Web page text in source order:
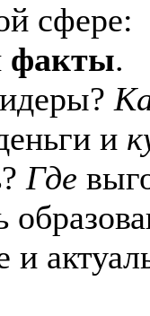
сфере:
факты.
и
Где
и